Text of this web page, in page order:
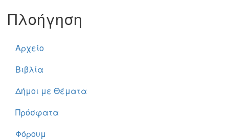
Πλοήγηση
Αρχείο
Βιβλία
Δήμοι με Θέματα
Πρόσφατα
Φόρουμ